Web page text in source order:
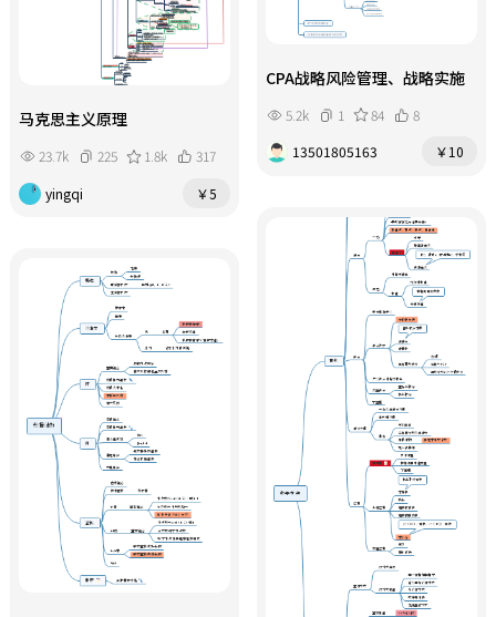
马克思主义原理
23.7k 225 1.8k
317
yingqi
￥5
CPA战略风险管理、战略实施
5.2k 1 84
8
13501805163
￥10